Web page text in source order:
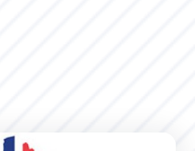
du conseil municipal